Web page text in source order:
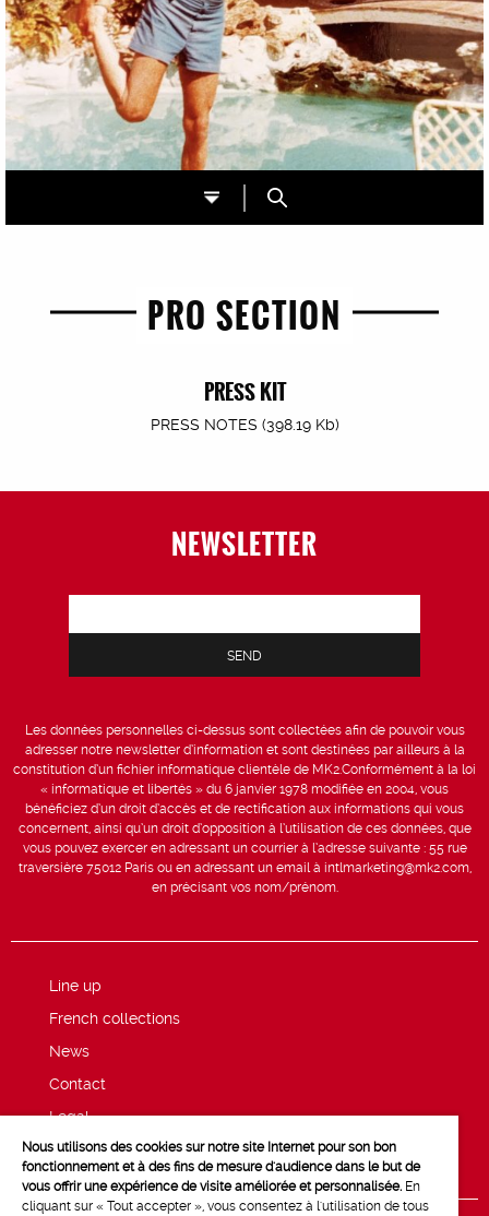
PRO SECTION
PRESS KIT
PRESS NOTES (398.19 Kb)
NEWSLETTER
Les données personnelles ci-dessus sont collectées afin de pouvoir vous
adresser notre newsletter d’information et sont destinées par ailleurs à la
constitution d’un fichier informatique clientèle de MK2.Conformément à la loi
« informatique et libertés » du 6 janvier 1978 modifiée en 2004, vous
bénéficiez d’un droit d’accès et de rectification aux informations qui vous
concernent, ainsi qu’un droit d’opposition à l’utilisation de ces données, que
vous pouvez exercer en adressant un courrier à l’adresse suivante : 55 rue
traversière 75012 Paris ou en adressant un email à intlmarketing@mk2.com,
en précisant vos nom/prénom.
Line up
French collections
News
Contact
Legal
Privacy and cookie policy
Nous utilisons des cookies sur notre site Internet pour son bon
fonctionnement et à des fins de mesure d'audience dans le but de
vous offrir une expérience de visite améliorée et personnalisée. En
cliquant sur « Tout accepter », vous consentez à l'utilisation de tous